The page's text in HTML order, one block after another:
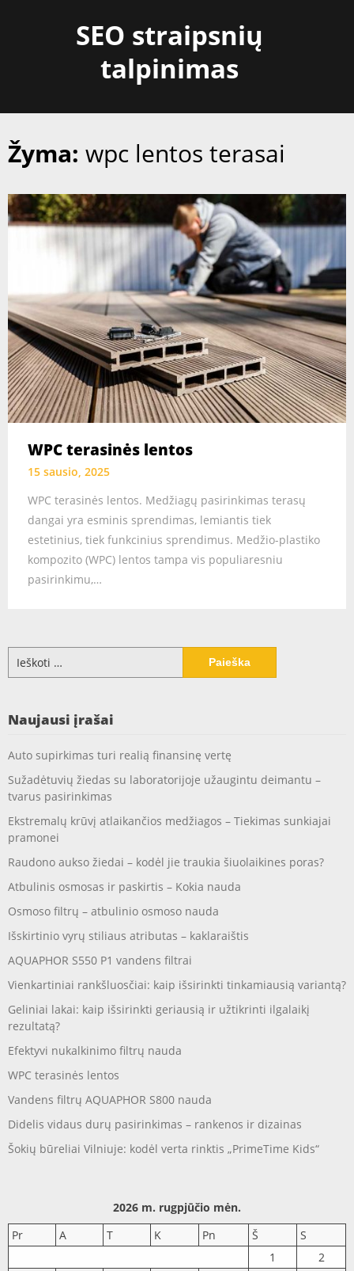
SEO straipsnių
talpinimas
Žyma: wpc lentos terasai
WPC terasinės lentos
15 sausio, 2025
WPC terasinės lentos. Medžiagų pasirinkimas terasų
dangai yra esminis sprendimas, lemiantis tiek
estetinius, tiek funkcinius sprendimus. Medžio-plastiko
kompozito (WPC) lentos tampa vis populiaresniu
pasirinkimu,…
Ieškoti:
Naujausi įrašai
Auto supirkimas turi realią finansinę vertę
Sužadėtuvių žiedas su laboratorijoje užaugintu deimantu –
tvarus pasirinkimas
Ekstremalų krūvį atlaikančios medžiagos – Tiekimas sunkiajai
pramonei
Raudono aukso žiedai – kodėl jie traukia šiuolaikines poras?
Atbulinis osmosas ir paskirtis – Kokia nauda
Osmoso filtrų – atbulinio osmoso nauda
Išskirtinio vyrų stiliaus atributas – kaklaraištis
AQUAPHOR S550 P1 vandens filtrai
Vienkartiniai rankšluosčiai: kaip išsirinkti tinkamiausią variantą?
Geliniai lakai: kaip išsirinkti geriausią ir užtikrinti ilgalaikį
rezultatą?
Efektyvi nukalkinimo filtrų nauda
WPC terasinės lentos
Vandens filtrų AQUAPHOR S800 nauda
Didelis vidaus durų pasirinkimas – rankenos ir dizainas
Šokių būreliai Vilniuje: kodėl verta rinktis „PrimeTime Kids“
2026 m. rugpjūčio mėn.
Pr
A T K Pn Š
S
1
2